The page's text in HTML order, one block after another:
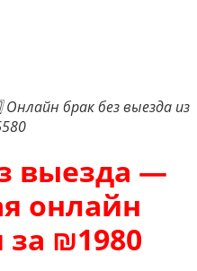
брак без выезда из
выезда —
онлайн
за ₪1980